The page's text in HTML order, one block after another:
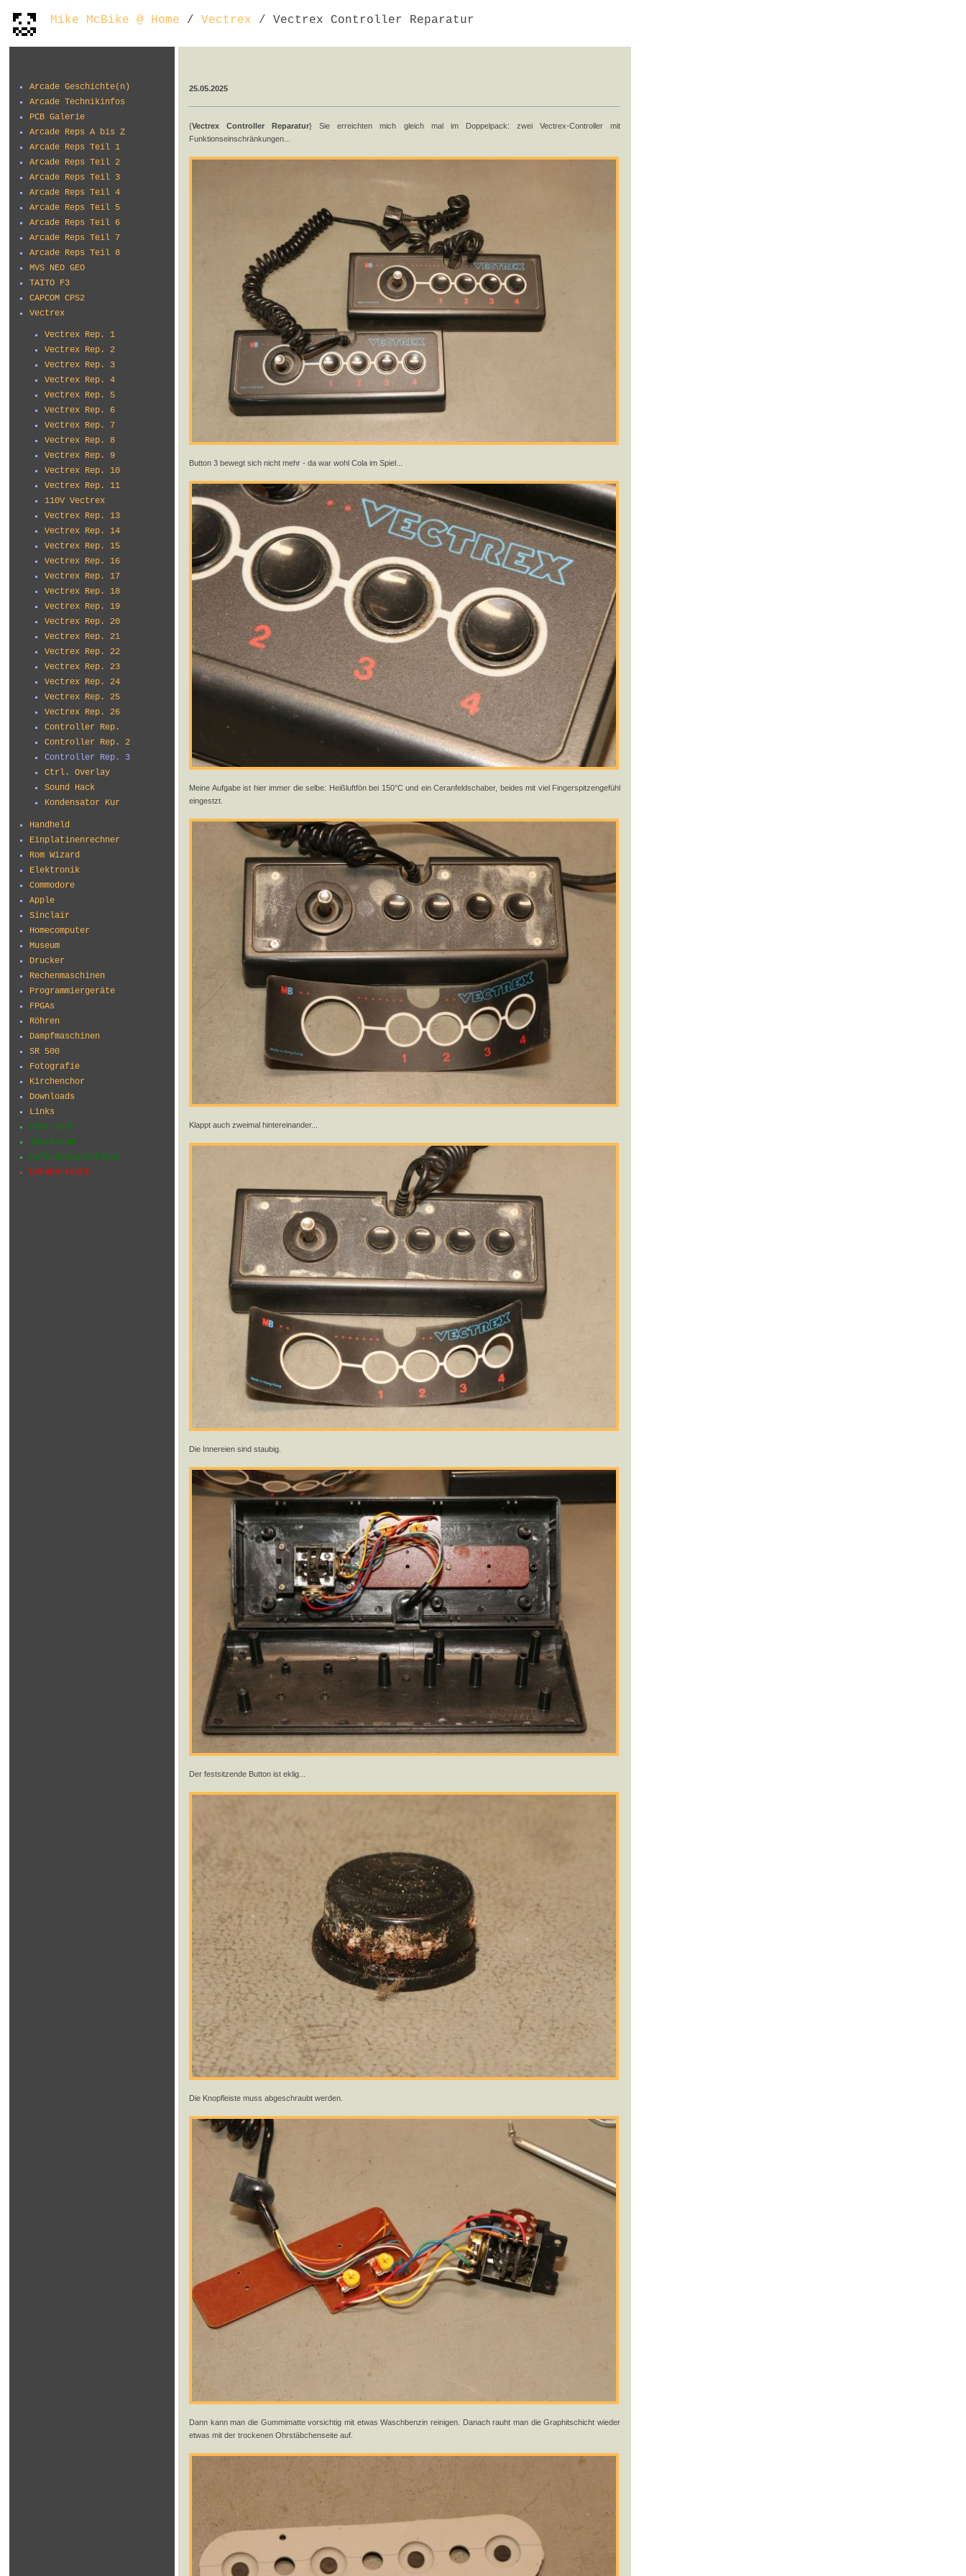
Mike McBike @ Home / Vectrex / Vectrex Controller Reparatur
Arcade Geschichte(n)
Arcade Technikinfos
PCB Galerie
Arcade Reps A bis Z
Arcade Reps Teil 1
Arcade Reps Teil 2
Arcade Reps Teil 3
Arcade Reps Teil 4
Arcade Reps Teil 5
Arcade Reps Teil 6
Arcade Reps Teil 7
Arcade Reps Teil 8
MVS NEO GEO
TAITO F3
CAPCOM CPS2
Vectrex
Vectrex Rep. 1
Vectrex Rep. 2
Vectrex Rep. 3
Vectrex Rep. 4
Vectrex Rep. 5
Vectrex Rep. 6
Vectrex Rep. 7
Vectrex Rep. 8
Vectrex Rep. 9
Vectrex Rep. 10
Vectrex Rep. 11
110V Vectrex
Vectrex Rep. 13
Vectrex Rep. 14
Vectrex Rep. 15
Vectrex Rep. 16
Vectrex Rep. 17
Vectrex Rep. 18
Vectrex Rep. 19
Vectrex Rep. 20
Vectrex Rep. 21
Vectrex Rep. 22
Vectrex Rep. 23
Vectrex Rep. 24
Vectrex Rep. 25
Vectrex Rep. 26
Controller Rep.
Controller Rep. 2
Controller Rep. 3
Ctrl. Overlay
Sound Hack
Kondensator Kur
Handheld
Einplatinenrechner
Rom Wizard
Elektronik
Commodore
Apple
Sinclair
Homecomputer
Museum
Drucker
Rechenmaschinen
Programmiergeräte
FPGAs
Röhren
Dampfmaschinen
SR 500
Fotografie
Kirchenchor
Downloads
Links
Über mich
Impressum
Haftungsausschluss
Urheberrecht
25.05.2025
{Vectrex Controller Reparatur} Sie erreichten mich gleich mal im Doppelpack: zwei Vectrex-Controller mit
Funktionseinschränkungen...
Button 3 bewegt sich nicht mehr - da war wohl Cola im Spiel...
Meine Aufgabe ist hier immer die selbe: Heißluftfön bei 150°C und ein Ceranfeldschaber, beides mit viel Fingerspitzengefühl
eingestzt.
Klappt auch zweimal hintereinander...
Die Innereien sind staubig.
Der festsitzende Button ist eklig...
Die Knopfleiste muss abgeschraubt werden.
Dann kann man die Gummimatte vorsichtig mit etwas Waschbenzin reinigen. Danach rauht man die Graphitschicht wieder
etwas mit der trockenen Ohrstäbchenseite auf.